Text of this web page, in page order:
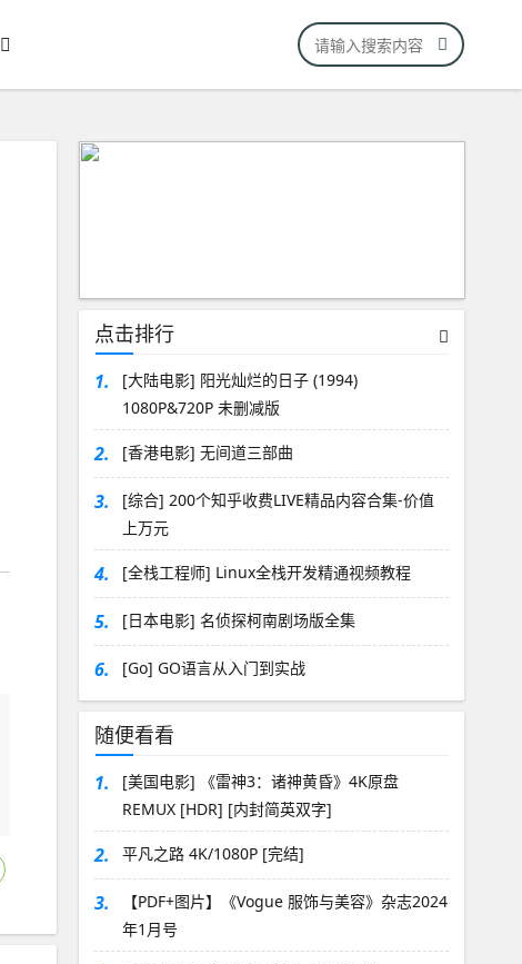
点击排行
1.
[大陆电影] 阳光灿烂的日子 (1994)
1080P&720P 未删减版
2. [香港电影] 无间道三部曲
3.
[综合] 200个知乎收费LIVE精品内容合集-价值
上万元
4. [全栈工程师] Linux全栈开发精通视频教程
5. [日本电影] 名侦探柯南剧场版全集
6. [Go] GO语言从入门到实战
随便看看
1.
[美国电影] 《雷神3：诸神黄昏》4K原盘
REMUX [HDR] [内封简英双字]
2. 平凡之路 4K/1080P [完结]
3.
【PDF+图片】《Vogue 服饰与美容》杂志2024
年1月号